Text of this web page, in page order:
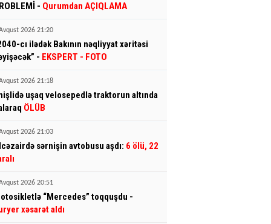
- Qurumdan AÇIQLAMA
2026 21:20
cı ilədək Bakının nəqliyyat xəritəsi
- EKSPERT - FOTO
2026 21:18
uşaq velosepedlə traktorun altında
ÖLÜB
2026 21:03
sərnişin avtobusu aşdı: 6 ölü, 22
2026 20:51
“Mercedes” toqquşdu -
xəsarət aldı